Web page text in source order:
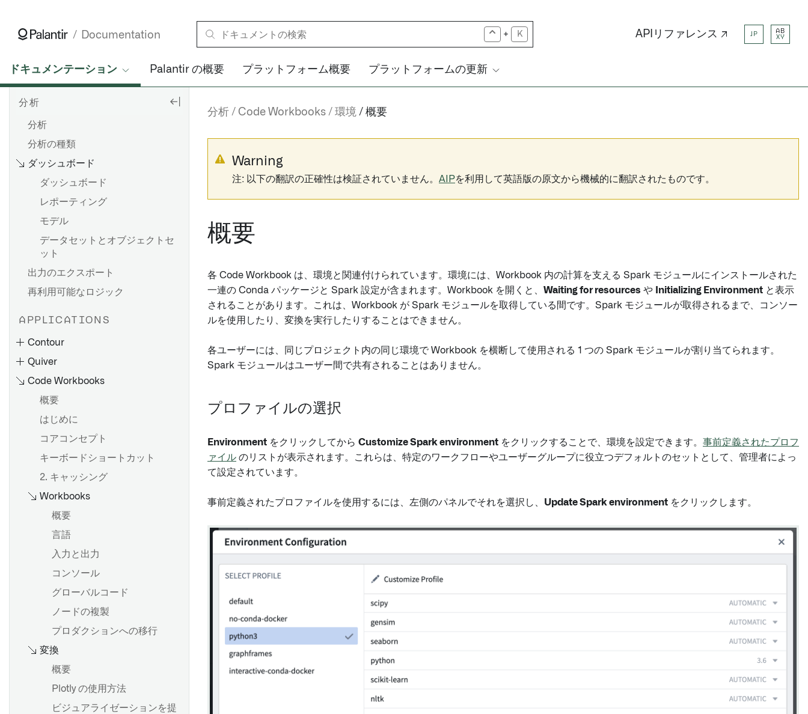
Documentation + K APIリファレンス ↗ JP
AB
XY
ドキュメンテーション Palantir の概要 プラットフォーム概要 プラットフォームの更新
分析
分析
分析の種類
ダッシュボード
ダッシュボード
レポーティング
モデル
データセットとオブジェクトセ
ット
出力のエクスポート
再利用可能なロジック
APPLICATIONS
Contour
パスを作成する
分析をパラメータ化する
集約データへの切り替え
分析の共有と共同作業
結果を共有する
概要
ボードを追加する
データのフィルター処理
データ型
結果の確認
Board descriptions
Map board
Quiver
概要
データモデル
分析ツールバーの使用
キャンバスモードの使用
グラフモードの使用
設定の構成
分析を保存し、共有する
概要
チャートの作成と設定
分析をパラメーター化する
トランスフォームテーブルを
使用したバッチデータ変換
Code Workbooks
概要
はじめに
コアコンセプト
キーボードショートカット
2. キャッシング
Workbooks
概要
言語
入力と出力
コンソール
グローバルコード
ノードの複製
プロダクションへの移行
変換
概要
Plotly の使用方法
ビジュアライゼーションを提
分析 Code Workbooks 環境 概要
Warning
注: 以下の翻訳の正確性は検証されていません。 AIPを利用して英語版の原文から機械的に翻訳されたものです。
概要
各 Code Workbook は、環境と関連付けられています。環境には、Workbook 内の計算を支える Spark モジュールにインストールされた
一連の Conda パッケージと Spark 設定が含まれます。Workbook を開くと、 Waiting for resources や Initializing Environment と表示
されることがあります。これは、Workbook が Spark モジュールを取得している間です。Spark モジュールが取得されるまで、コンソー
ルを使用したり、変換を実行したりすることはできません。
各ユーザーには、同じプロジェクト内の同じ環境で Workbook を横断して使用される 1 つの Spark モジュールが割り当てられます。
Spark モジュールはユーザー間で共有されることはありません。
プロファイルの選択
Environment をクリックしてから Customize Spark environment をクリックすることで、環境を設定できます。 事前定義されたプロフ
ァイル のリストが表示されます。これらは、特定のワークフローやユーザーグループに役立つデフォルトのセットとして、管理者によっ
て設定されています。
事前定義されたプロファイルを使用するには、左側のパネルでそれを選択し、 Update Spark environment をクリックします。